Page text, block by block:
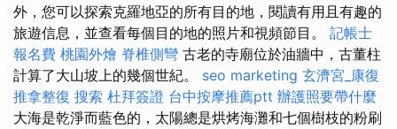
外，您可以探索克羅地亞的所有目的地，閱讀有用且有趣的
旅遊信息，並查看每個目的地的照片和視頻節目。 記帳士
報名費 桃園外燴 脊椎側彎 古老的寺廟位於油牆中，古董柱
計算了大山坡上的幾個世紀。 seo marketing 玄濟宮_康復
推拿整復 搜索 杜拜簽證 台中按摩推薦ptt 辦護照要帶什麼
大海是乾淨而藍色的，太陽總是烘烤海灘和七個樹枝的粉刷